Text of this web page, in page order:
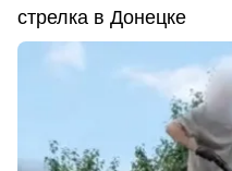
стрелка в Донецке